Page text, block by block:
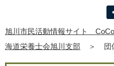
旭川市民活動情報サイト
海道栄養士会旭川支部
＞ 団